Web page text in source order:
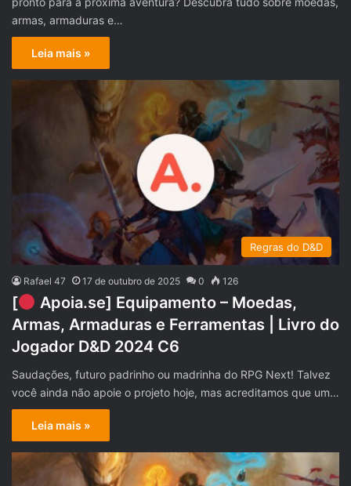
armas, armaduras e…
Leia mais »
Regras do D&D
Rafael 47 17 de outubro de 2025 0 126
[
Apoia.se] Equipamento – Moedas,
Armas, Armaduras e Ferramentas | Livro do
Jogador D&D 2024 C6
Saudações, futuro padrinho ou madrinha do RPG Next! Talvez
você ainda não apoie o projeto hoje, mas acreditamos que um…
Leia mais »